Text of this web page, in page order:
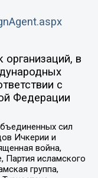
в
с
Федерации
сил
Ичкерии и
война,
Партия исламского
группа,